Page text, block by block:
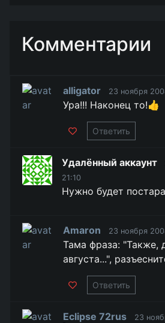
Комментарии
alligator 23 ноября
Ура!!! Наконец то!👍
Ответить
Удалённый аккаунт
21:10
Нужно будет
Amaron 23 ноября
Тама фраза: "Также,
августа...",
Ответить
Eclipse 72rus 23